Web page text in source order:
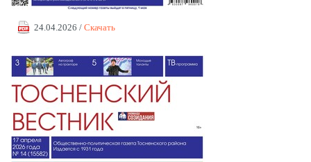
24.04.2026 / Скачать